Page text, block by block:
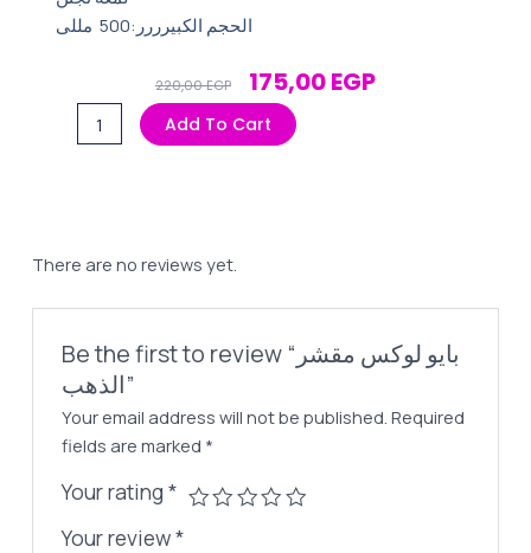
الحجم الكبيرررر:500 مللى
220,00EGP Original
Price
Was:
175,00EGPCurrent
Add To Cart
There are no reviews yet.
Be the first to review “بايو لوكس مقشر
الذهب”
Your email address will not be published. Required
fields are marked *
Your rating*
Your review*